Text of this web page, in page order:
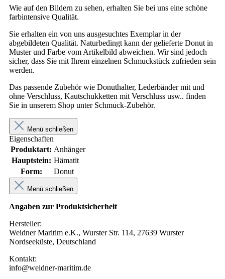
Wie auf den Bildern zu sehen, erhalten Sie bei uns eine schöne
farbintensive Qualität.
Sie erhalten ein von uns ausgesuchtes Exemplar in der
abgebildeten Qualität. Naturbedingt kann der gelieferte Donut in
Muster und Farbe vom Artikelbild abweichen. Wir sind jedoch
sicher, dass Sie mit Ihrem einzelnen Schmuckstück zufrieden sein
werden.
Das passende Zubehör wie Donuthalter, Lederbänder mit und
ohne Verschluss, Kautschukketten mit Verschluss usw.. finden
Sie in unserem Shop unter Schmuck-Zubehör.
Menü schließen
Eigenschaften
Produktart: Anhänger
Hauptstein: Hämatit
Form:
Donut
Menü schließen
Angaben zur Produktsicherheit
Hersteller:
Weidner Maritim e.K., Wurster Str. 114, 27639 Wurster
Nordseeküste, Deutschland
Kontakt:
info@weidner-maritim.de